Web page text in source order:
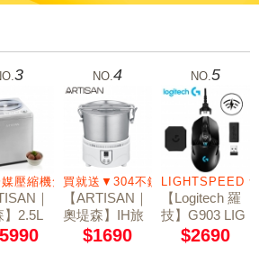
3
媒壓縮機免預冷
｜
2.5L
自動冰
NO. 4
買就送▼304不鏽鋼鍋(IH爐適用)
【ARTISAN｜
奧堤森】IH旅
用隨行鍋(220V
$1690
NO.5
LIGHTSPEED
【Logitech 羅
技】G903 LIG
HTSPEED 無
$2690